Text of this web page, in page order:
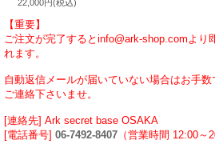
22,000円(税込)
【重要】
ご注文が完了するとinfo@ark-shop.comより
れます。
自動返信メールが届いていない場合はお手
ご連絡下さいませ。
[連絡先] Ark secret base OSAKA
[電話番号] 06-7492-8407 （営業時間 12:00～